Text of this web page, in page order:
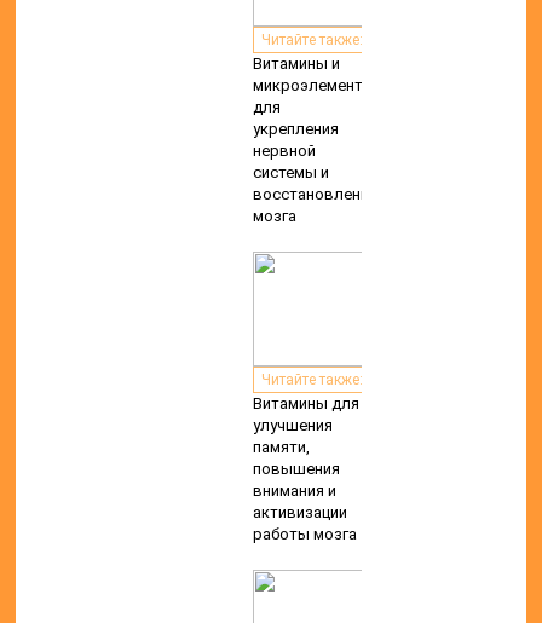
Читайте также:
Витамины и
микроэлементы
для
укрепления
нервной
системы и
восстановления
мозга
Читайте также:
Витамины для
улучшения
памяти,
повышения
внимания и
активизации
работы мозга